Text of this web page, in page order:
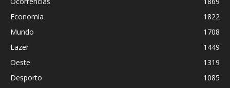
Economia
1822
Mundo
1708
Lazer
1449
Oeste
1319
Desporto
1085